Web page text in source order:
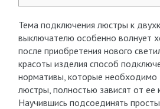
Тема подключения люстры к
выключателю особенно волнует
после приобретения нового
красоты изделия способ
нормативы, которые необходимо
люстры, полностью зависят от ее
Научившись подсоединять